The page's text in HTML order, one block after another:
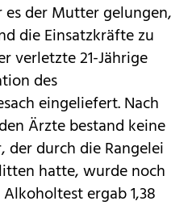
der Mutter gelungen,
die Einsatzkräfte zu
verletzte 21-Jährige
des
eingeliefert. Nach
Ärzte bestand keine
der durch die Rangelei
hatte, wurde noch
ergab 1,38